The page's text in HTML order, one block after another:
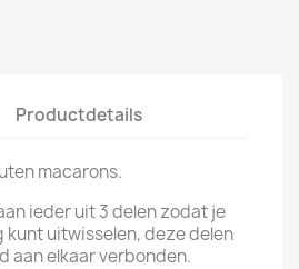
Productdetails
macarons.
ieder uit 3 delen zodat je
kunt uitwisselen, deze delen
aan elkaar verbonden.